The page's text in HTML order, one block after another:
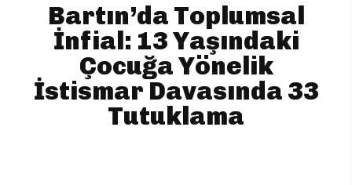
Bartın’da Toplumsal
İnfial: 13 Yaşındaki
Çocuğa Yönelik
İstismar Davasında 33
Tutuklama